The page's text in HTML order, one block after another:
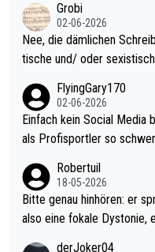
ohl wenig WDF Turniere
es Jahr der Fall. Er
den Qualifier und ich
el hat.
Grobi
02-06-2026
Nee, die dämlichen
tische und/ oder
s Leben in den Griff
r war doch neulich erst
rovoziert hat. Und Littlers
FlyingGary170
02-06-2026
Einfach kein Social Media
als Profisportler so
Robertuil
18-05-2026
Bitte genau hinhören: er
also eine fokale Dystonie,
derJoker04